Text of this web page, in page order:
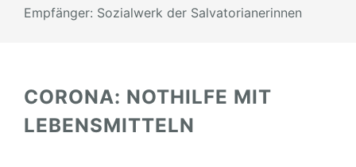
Empfänger: Sozialwerk der Salvatorianerinnen
CORONA: NOTHILFE MIT
LEBENSMITTELN